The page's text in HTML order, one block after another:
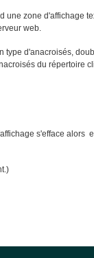
zone d'affichage
web.
d'anacroisés,
du répertoire
s'efface alors